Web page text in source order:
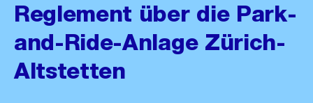
Reglement über die Park-
and-Ride-Anlage Zürich-
Altstetten